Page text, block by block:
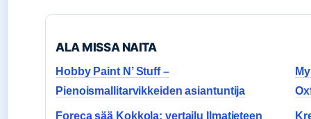
ALA MISSA NAITA
Hobby Paint N’ Stuff –
Pienoismallitarvikkeiden asiantuntija
Foreca sää Kokkola: vertailu Ilmatieteen